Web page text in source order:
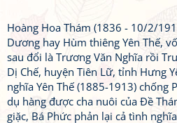
Hoàng Hoa Thám (1836 - 10/2/
Dương hay Hùm thiêng Yên Thế,
sau đổi là Trương Văn Nghĩa rồi
Dị Chế, huyện Tiên Lữ, tỉnh Hưng
nghĩa Yên Thế (1885-1913) chống
dụ hàng được cha nuôi của Đề
giặc, Bá Phức phản lại cả tình